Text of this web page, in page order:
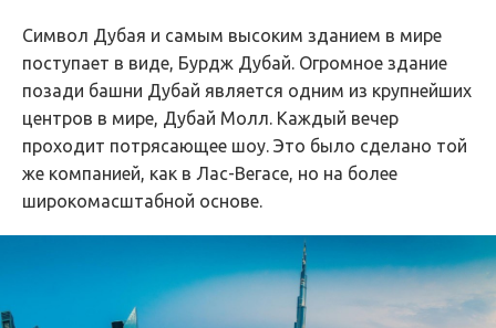
Символ Дубая и самым высоким зданием в мире
поступает в виде, Бурдж Дубай. Огромное здание
позади башни Дубай является одним из крупнейших
центров в мире, Дубай Молл. Каждый вечер
проходит потрясающее шоу. Это было сделано той
же компанией, как в Лас-Вегасе, но на более
широкомасштабной основе.